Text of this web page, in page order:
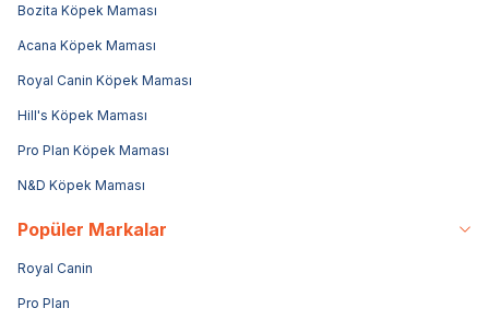
Bozita Köpek Maması
Acana Köpek Maması
Royal Canin Köpek Maması
Hill's Köpek Maması
Pro Plan Köpek Maması
N&D Köpek Maması
Popüler Markalar
Royal Canin
Pro Plan